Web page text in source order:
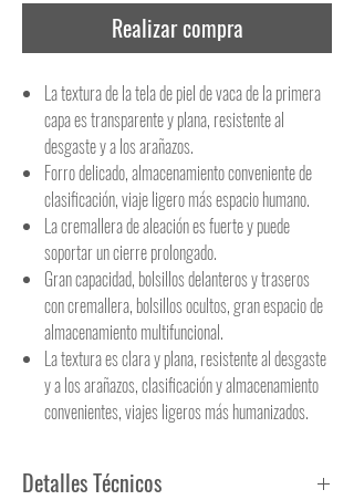
Realizar compra
La textura de la tela de piel de vaca de la primera
capa es transparente y plana, resistente al
desgaste y a los arañazos.
Forro delicado, almacenamiento conveniente de
clasificación, viaje ligero más espacio humano.
La cremallera de aleación es fuerte y puede
soportar un cierre prolongado.
Gran capacidad, bolsillos delanteros y traseros
con cremallera, bolsillos ocultos, gran espacio de
almacenamiento multifuncional.
La textura es clara y plana, resistente al desgaste
y a los arañazos, clasificación y almacenamiento
convenientes, viajes ligeros más humanizados.
Detalles Técnicos